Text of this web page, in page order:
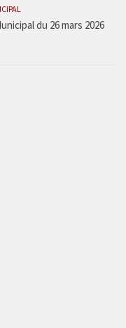
du 26 mars 2026